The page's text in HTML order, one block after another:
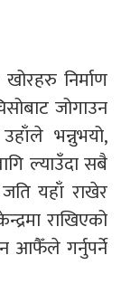
निर्माण
जोगाउन
भन्नुभयो,
ल्याउँदा सबै
यहाँ राखेर
राखिएको
आफैँले गर्नुपर्ने